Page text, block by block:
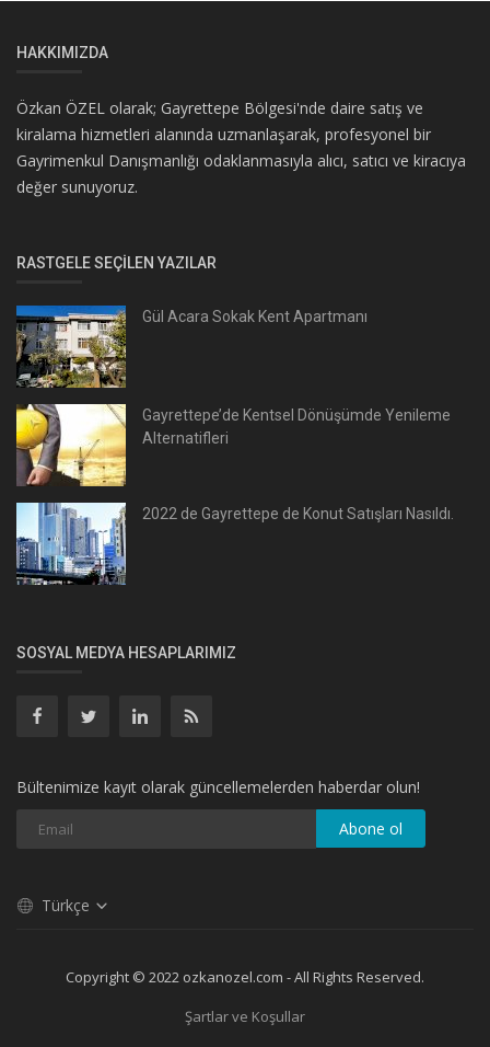
HAKKIMIZDA
Özkan ÖZEL olarak; Gayrettepe Bölgesi'nde daire satış ve
kiralama hizmetleri alanında uzmanlaşarak, profesyonel bir
Gayrimenkul Danışmanlığı odaklanmasıyla alıcı, satıcı ve kiracıya
değer sunuyoruz.
RASTGELE SEÇILEN YAZILAR
Gül Acara Sokak Kent Apartmanı
Gayrettepe’de Kentsel Dönüşümde Yenileme
Alternatifleri
2022 de Gayrettepe de Konut Satışları Nasıldı.
SOSYAL MEDYA HESAPLARIMIZ
Bültenimize kayıt olarak güncellemelerden haberdar olun!
Abone ol
Türkçe
Copyright © 2022 ozkanozel.com - All Rights Reserved.
Şartlar ve Koşullar